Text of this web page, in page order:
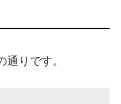
通りです。